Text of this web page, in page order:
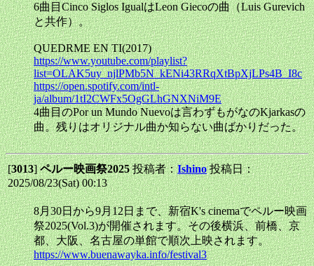
6曲目Cinco Siglos IgualはLeon Giecoの曲（Luis Gurevich
と共作）。
QUEDRME EN TI(2017)
https://www.youtube.com/playlist?
list=OLAK5uy_njlPMb5N_kENi43RRqXtBpXjLPs4B_I8c
https://open.spotify.com/intl-
ja/album/1tI2CWFx5OgGLhGNXNiM9E
4曲目のPor un Mundo Nuevoは言わずもがなのKjarkasの
曲。残りはオリジナル曲か知らない曲ばかりだった。
[3013]ペルー映画祭2025投稿者：Ishino 投稿日：
2025/08/23(Sat) 00:13
8月30日から9月12日まで、新宿K's cinemaでペルー映画
祭2025(Vol.3)が開催されます。その後横浜、前橋、京
都、大阪、名古屋の単館で順次上映されます。
https://www.buenawayka.info/festival3